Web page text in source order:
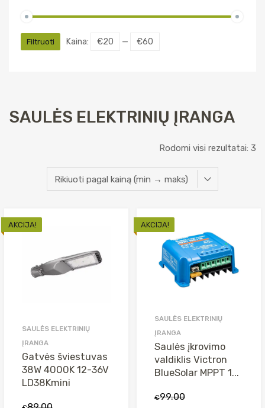
SAULĖS ELEKTRINIŲ ĮRANGA
Rodomi visi rezultatai: 3
AKCIJA!
SAULĖS ELEKTRINIŲ
ĮRANGA
Gatvės šviestuvas
38W 4000K 12-36V
LD38Kmini
Original
Current
AKCIJA!
SAULĖS ELEKTRINIŲ
ĮRANGA
Saulės įkrovimo
valdiklis Victron
BlueSolar MPPT 1...
€99.00Original
Current
Min
kaina
Maks
kaina
Filtruoti Kaina: €20 — €60